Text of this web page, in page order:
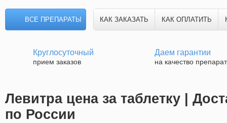
ВСЕ ПРЕПАРАТЫ КАК ЗАКАЗАТЬ КАК ОПЛАТИТЬ
Круглосуточный
прием заказов
Даем гарантии
на качество
Левитра цена за таблетку |
по России